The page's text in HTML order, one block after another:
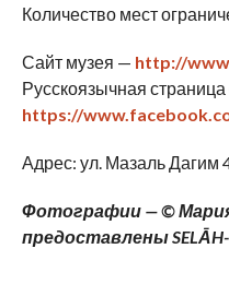
Количество мест
Сайт музея — http://
Русскоязычная
https://
Адрес: ул. Мазаль
Фотографии — © Мария
предоставлены SELĀH-